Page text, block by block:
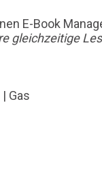
E-Book
gleichzeitige
Gas